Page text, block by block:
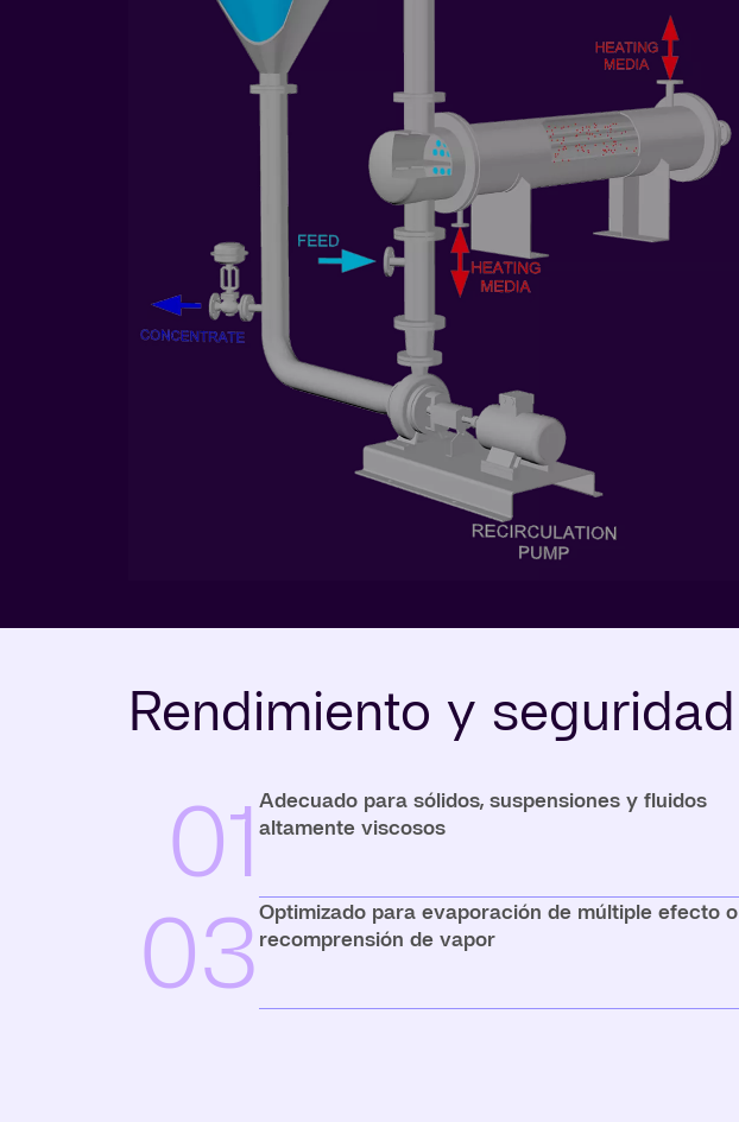
Rendimiento y seguridad
01 Adecuado para sólidos, suspensiones y fluidos
altamente viscosos
03Optimizado para evaporación de múltiple efecto o
recomprensión de vapor